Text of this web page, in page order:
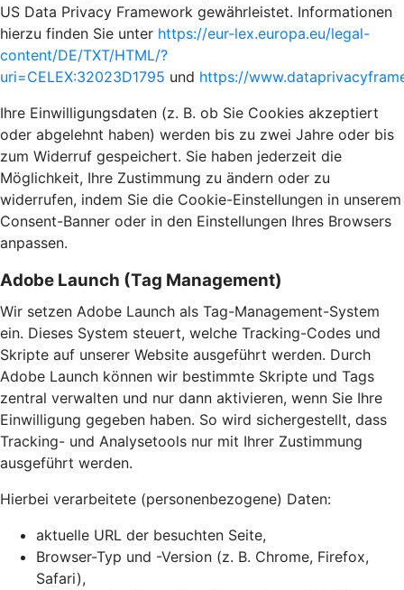
US Data Privacy Framework gewährleistet. Informationen
hierzu finden Sie unter https://eur-lex.europa.eu/legal-
content/DE/TXT/HTML/?
uri=CELEX:32023D1795 und https://
Ihre Einwilligungsdaten (z. B. ob Sie Cookies akzeptiert
oder abgelehnt haben) werden bis zu zwei Jahre oder bis
zum Widerruf gespeichert. Sie haben jederzeit die
Möglichkeit, Ihre Zustimmung zu ändern oder zu
widerrufen, indem Sie die Cookie-Einstellungen in unserem
Consent-Banner oder in den Einstellungen Ihres Browsers
anpassen.
Adobe Launch (Tag Management)
Wir setzen Adobe Launch als Tag-Management-System
ein. Dieses System steuert, welche Tracking-Codes und
Skripte auf unserer Website ausgeführt werden. Durch
Adobe Launch können wir bestimmte Skripte und Tags
zentral verwalten und nur dann aktivieren, wenn Sie Ihre
Einwilligung gegeben haben. So wird sichergestellt, dass
Tracking- und Analysetools nur mit Ihrer Zustimmung
ausgeführt werden.
Hierbei verarbeitete (personenbezogene) Daten:
aktuelle URL der besuchten Seite,
Browser-Typ und -Version (z. B. Chrome, Firefox,
Safari),